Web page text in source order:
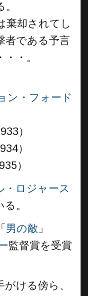
棄却されてし
者である予言
・。
ン・フォード
）
）
）
・ロジャース
。
男の敵 」
監督賞を受賞
ける傍ら、